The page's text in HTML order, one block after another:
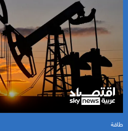
طاقة